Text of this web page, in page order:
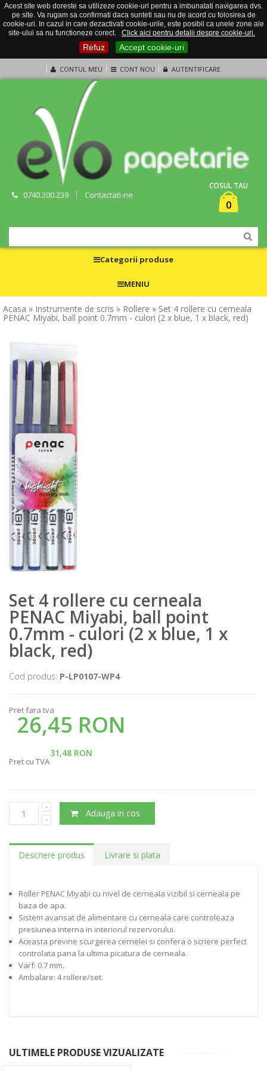
Acest site web doreste sa utilizeze cookie-uri pentru a imbunatati navigarea dvs.
pe site. Va rugam sa confirmati daca sunteti sau nu de acord cu folosirea de
cookie-uri. In cazul in care dezactivati cookie-urile, este posibil ca unele zone ale
site-ului sa nu functioneze corect.
Click aici pentru detalii despre cookie-uri.
Refuz Accept cookie-uri
CONTUL MEU CONT NOU AUTENTIFICARE
0740.200.239 Contactati-ne
COSUL TAU
0
Categorii produse
MENIU
Acasa » Instrumente de scris » Rollere » Set 4 rollere cu cerneala
PENAC Miyabi, ball point 0.7mm - culori (2 x blue, 1 x black, red)
Set 4 rollere cu cerneala
PENAC Miyabi, ball point
0.7mm - culori (2 x blue, 1 x
black, red)
Cod produs: P-LP0107-WP4
Pret fara tva
26,45 RON
31,48 RON
Pret cu TVA
Adauga in cos
Descriere produs Livrare si plata
Roller PENAC Miyabi cu nivel de cerneala vizibil si cerneala pe
baza de apa.
Sistem avansat de alimentare cu cerneala care controleaza
presiunea interna in interiorul rezervorului.
Aceasta previne scurgerea cernelei si confera o scriere perfect
controlata pana la ultima picatura de cerneala.
Varf: 0.7 mm.
Ambalare: 4 rollere/set.
ULTIMELE PRODUSE VIZUALIZATE